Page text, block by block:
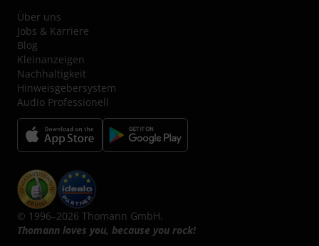
Über uns
Jobs & Karriere
Blog
Kleinanzeigen
Nachhaltigkeit
Hinweisgebersystem
Audio Professionell
© 1996–2026 Thomann GmbH.
Thomann loves you, because you rock!